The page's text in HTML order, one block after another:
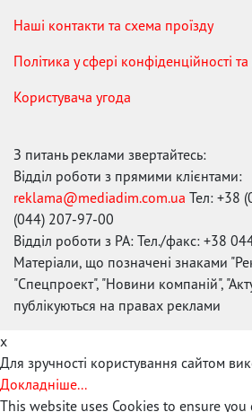
Наші контакти та схема проїзду
Політика у сфері конфіденційності
Користувача угода
З питань реклами звертайтесь:
Відділ роботи з прямими клієнтами:
reklama@mediadim.com.ua Тел: +38
(044) 207-97-00
Відділ роботи з РА: Тел./факс: +38
Матеріали, що позначені знаками
"Спецпроект", "Новини компаній",
публікуються на правах реклами
x
Для зручності користування сайтом
Докладніше...
This website uses Cookies to ensure